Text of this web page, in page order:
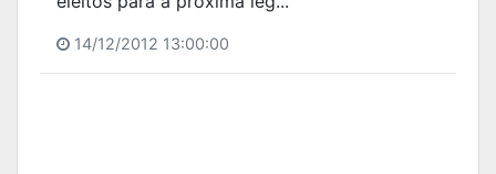
14/12/2012 13:00:00